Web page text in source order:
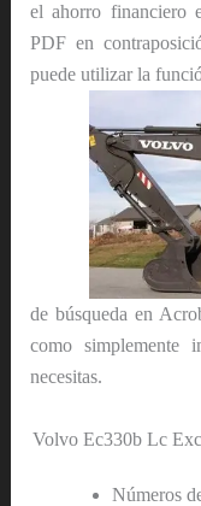
el ahorro financiero
PDF en
puede utilizar la
de búsqueda en
como simplemente
necesitas.
Volvo Ec330b Lc
Números